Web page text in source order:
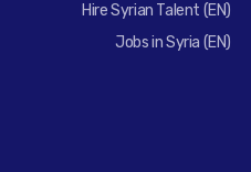
Hire Syrian Talent (EN)
Jobs in Syria (EN)